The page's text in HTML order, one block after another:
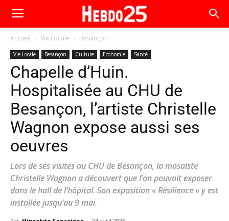
Accueil Vie Locale Besançon
Vie Locale Besançon Culture Economie Santé
Chapelle d’Huin.
Hospitalisée au CHU de
Besançon, l’artiste Christelle
Wagnon expose aussi ses
oeuvres
Lors de ses visites au CHU de Besançon, la mosaïste
Christelle Wagnon a découvert que l’on pouvait exposer
dans le hall de l’hôpital. Son exposition « Résilience » y est
installée jusqu’au 9 mai.